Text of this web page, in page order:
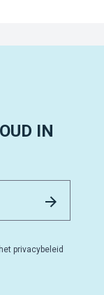
IN
privacybeleid